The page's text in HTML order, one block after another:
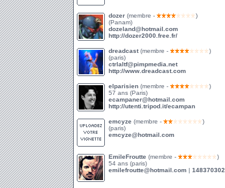
dozer (membre -
)
(Panam)
dozeland@hotmail.com
http://dozer2000.free.fr/
dreadcast(membre -
)
(paris)
ctrlaltf@pimpmedia.net
http://www.dreadcast.com
elparisien (membre -
)
57 ans (Paris)
ecampaner@hotmail.com
http://utenti.tripod.it/ecampan
emcyze (membre -
)
(paris)
emcyze@hotmail.com
EmileFroutte (membre -
)
54 ans (paris)
emilefroutte@hotmail.com | 148370302